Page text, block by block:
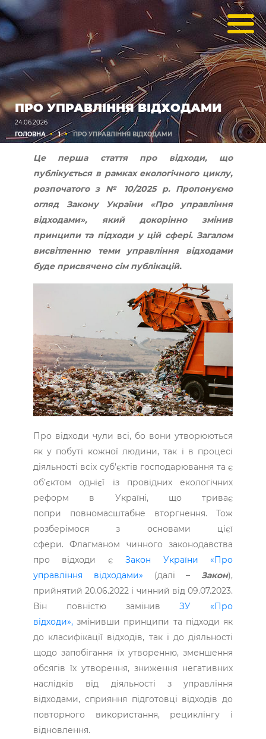
ПРО УПРАВЛІННЯ ВІДХОДАМИ
24.06.2026
ГОЛОВНА
1 ПРО УПРАВЛІННЯ ВІДХОДАМИ
Це перша стаття про відходи, що
публікується в рамках екологічного циклу,
розпочатого з № 10/2025 р. Пропонуємо
огляд Закону України «Про управління
відходами», який докорінно змінив
принципи та підходи у цій сфері. Загалом
висвітленню теми управління відходами
буде присвячено сім публікацій.
Про відходи чули всі, бо вони утворюються
як у побуті кожної людини, так і в процесі
діяльності всіх суб’єктів господарювання та є
об’єктом однієї із провідних екологічних
реформ в Україні, що триває
попри повномасштабне вторгнення. Тож
розберімося з основами цієї
сфери. Флагманом чинного законодавства
про відходи є Закон України «Про
управління відходами» (далі – Закон),
прийнятий 20.06.2022 і чинний від 09.07.2023.
Він повністю замінивЗУ «Про
відходи»,змінивши принципи та підходи як
до класифікації відходів, так і до діяльності
щодо запобігання їх утворенню, зменшення
обсягів їх утворення, зниження негативних
наслідків від діяльності з управління
відходами, сприяння підготовці відходів до
повторного використання, рециклінгу і
відновлення.